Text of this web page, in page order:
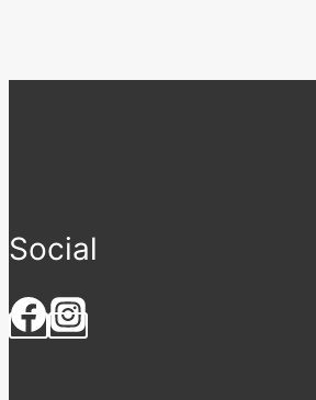
Social